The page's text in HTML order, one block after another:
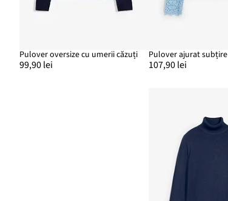
Pulover oversize cu umerii căzuți
99,90 lei
Pulover ajurat subțire
107,90 lei